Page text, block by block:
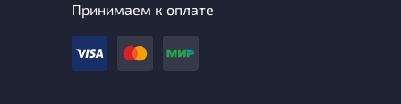
Принимаем к оплате